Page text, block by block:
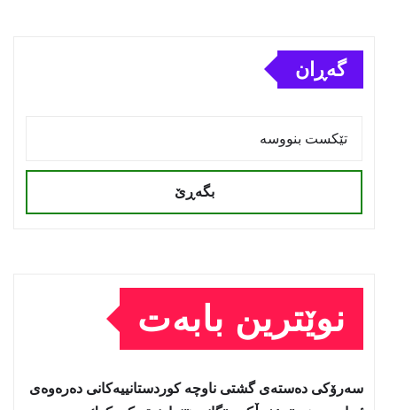
گەڕان
بگەڕێ
نوێترین بابەت
سه‌رۆكی دەستەی گشتی ناوچە كوردستانییەكانی دەرەوەی